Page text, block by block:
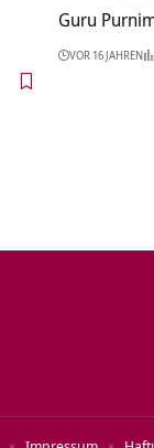
Guru
VOR 16 JAHREN